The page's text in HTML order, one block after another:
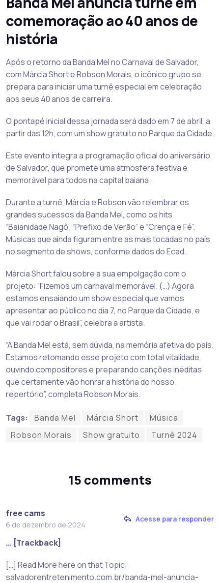
comemoração ao 40 anos de
história
Após o retorno da Banda Mel no Carnaval de Salvador,
com Márcia Short e Robson Morais, o icônico grupo se
prepara para iniciar uma turnê especial em celebração
aos seus 40 anos de carreira.
O pontapé inicial dessa jornada será dado em 7 de abril, a
partir das 12h, com um show gratuito no Parque da Cidade.
Este evento integra a programação oficial do aniversário
de Salvador, que promete uma atmosfera festiva e
memorável para todos na capital baiana.
Durante a turnê, Márcia e Robson vão relembrar os
grandes sucessos da Banda Mel, como os hits
“Baianidade Nagô”, “Prefixo de Verão” e “Crença e Fé”.
Músicas que ainda figuram entre as mais tocadas no país
no segmento de shows, conforme dados do Ecad.
Márcia Short falou sobre a sua empolgação com o
projeto: “Fizemos um carnaval memorável. (…) Agora
estamos ensaiando um show especial que vamos
apresentar ao público no dia 7, no Parque da Cidade, e
que vai rodar o Brasil”, celebra a artista.
“A Banda Mel está, sem dúvida, na memória afetiva do país.
Estamos retomando esse projeto com total vitalidade,
ouvindo compositores e preparando canções inéditas
que certamente vão honrar a história do nosso
repertório”, completa Robson Morais.
Tags: Banda Mel Márcia Short
Música
Robson Morais
Show gratuito Turnê 2024
15 comments
free cams
6 de dezembro de 2024
Acesse para responder
… [Trackback]
[…] Read More here on that Topic:
salvadorentretenimento.com.br/banda-mel-anuncia-